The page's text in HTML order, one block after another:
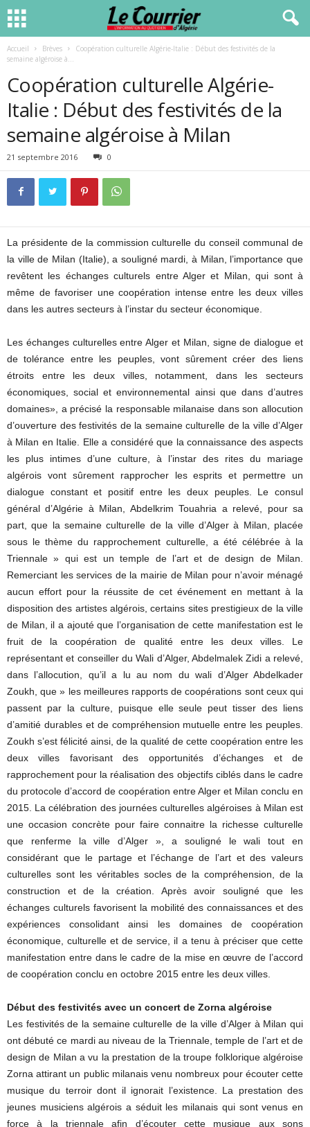
Accueil Brèves
Coopération culturelle Algérie-Italie : Début des festivités de la
semaine algéroise à...
Coopération culturelle Algérie-
Italie : Début des festivités de la
semaine algéroise à Milan
21 septembre 2016 0
La présidente de la commission culturelle du conseil communal de
la ville de Milan (Italie), a souligné mardi, à Milan, l’importance que
revêtent les échanges culturels entre Alger et Milan, qui sont à
même de favoriser une coopération intense entre les deux villes
dans les autres secteurs à l’instar du secteur économique.
Les échanges culturelles entre Alger et Milan, signe de dialogue et
de tolérance entre les peuples, vont sûrement créer des liens
étroits entre les deux villes, notamment, dans les secteurs
économiques, social et environnemental ainsi que dans d’autres
domaines», a précisé la responsable milanaise dans son allocution
d’ouverture des festivités de la semaine culturelle de la ville d’Alger
à Milan en Italie. Elle a considéré que la connaissance des aspects
les plus intimes d’une culture, à l’instar des rites du mariage
algérois vont sûrement rapprocher les esprits et permettre un
dialogue constant et positif entre les deux peuples. Le consul
général d’Algérie à Milan, Abdelkrim Touahria a relevé, pour sa
part, que la semaine culturelle de la ville d’Alger à Milan, placée
sous le thème du rapprochement culturelle, a été célébrée à la
Triennale » qui est un temple de l’art et de design de Milan.
Remerciant les services de la mairie de Milan pour n’avoir ménagé
aucun effort pour la réussite de cet événement en mettant à la
disposition des artistes algérois, certains sites prestigieux de la ville
de Milan, il a ajouté que l’organisation de cette manifestation est le
fruit de la coopération de qualité entre les deux villes. Le
représentant et conseiller du Wali d’Alger, Abdelmalek Zidi a relevé,
dans l’allocution, qu’il a lu au nom du wali d’Alger Abdelkader
Zoukh, que » les meilleures rapports de coopérations sont ceux qui
passent par la culture, puisque elle seule peut tisser des liens
d’amitié durables et de compréhension mutuelle entre les peuples.
Zoukh s’est félicité ainsi, de la qualité de cette coopération entre les
deux villes favorisant des opportunités d’échanges et de
rapprochement pour la réalisation des objectifs ciblés dans le cadre
du protocole d’accord de coopération entre Alger et Milan conclu en
2015. La célébration des journées culturelles algéroises à Milan est
une occasion concrète pour faire connaitre la richesse culturelle
que renferme la ville d’Alger », a souligné le wali tout en
considérant que le partage et l’échange de l’art et des valeurs
culturelles sont les véritables socles de la compréhension, de la
construction et de la création. Après avoir souligné que les
échanges culturels favorisent la mobilité des connaissances et des
expériences consolidant ainsi les domaines de coopération
économique, culturelle et de service, il a tenu à préciser que cette
manifestation entre dans le cadre de la mise en œuvre de l’accord
de coopération conclu en octobre 2015 entre les deux villes.
Début des festivités avec un concert de Zorna algéroise
Les festivités de la semaine culturelle de la ville d’Alger à Milan qui
ont débuté ce mardi au niveau de la Triennale, temple de l’art et de
design de Milan a vu la prestation de la troupe folklorique algéroise
Zorna attirant un public milanais venu nombreux pour écouter cette
musique du terroir dont il ignorait l’existence. La prestation des
jeunes musiciens algérois a séduit les milanais qui sont venus en
force à la triennale afin d’écouter cette musique aux sons